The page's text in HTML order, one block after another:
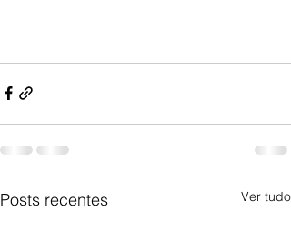
Posts recentes Ver tudo